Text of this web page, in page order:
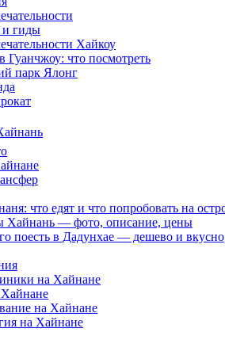
и гиды
Хайкоу
Гуанчжоу: что посмотреть
парк Ялонг
что едят и что попробовать на
Хайнань — фото, описание, цены
поесть в Дадунхае — дешево и вкусно
на Хайнане
на Хайнане
на Хайнане